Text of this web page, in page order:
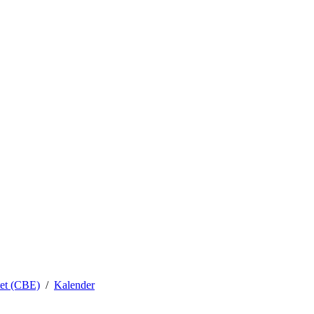
(CBE) Kalender